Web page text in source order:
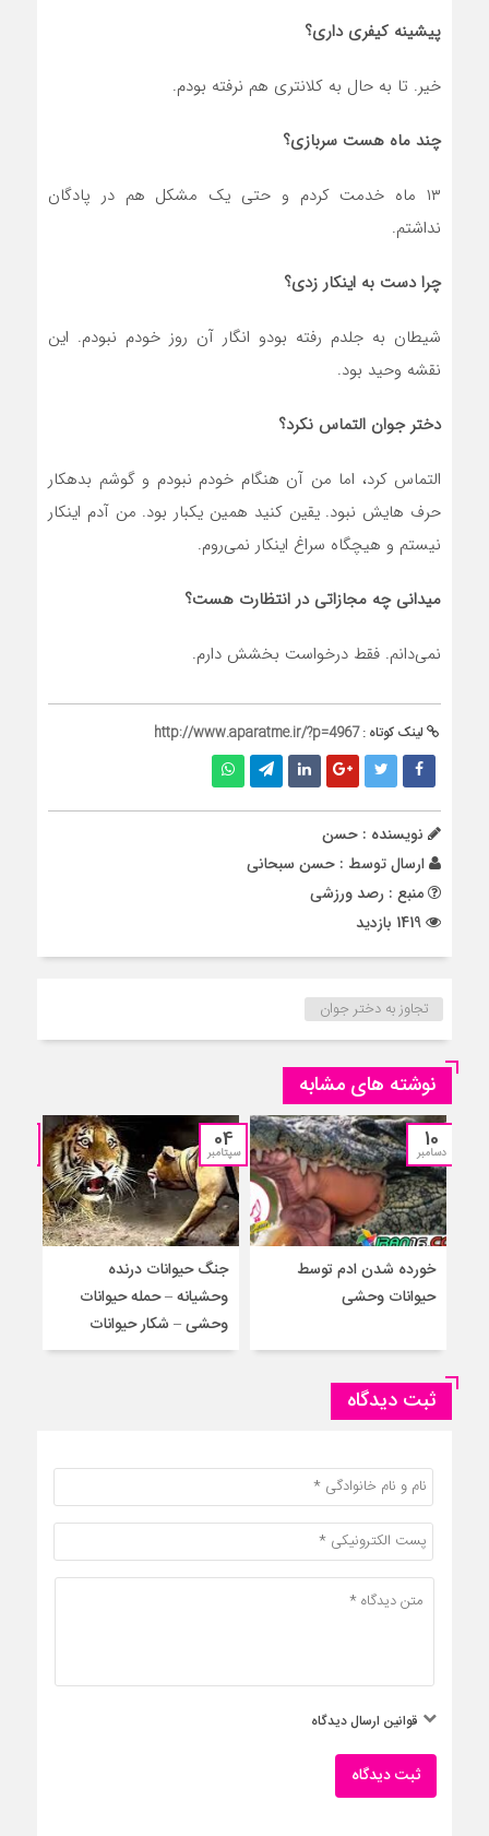
پیشینه کیفری داری؟
خیر. تا به حال به کلانتری هم نرفته بودم.
چند ماه هست سربازی؟
۱۳ ماه خدمت کردم و حتی یک مشکل هم در پادگان
نداشتم.
چرا دست به اینکار زدی؟
شیطان به جلدم رفته بودو انگار آن روز خودم نبودم. این
نقشه وحید بود.
دختر جوان التماس نکرد؟
التماس کرد، اما من آن هنگام خودم نبودم و گوشم بدهکار
حرف هایش نبود. یقین کنید همین یکبار بود. من آدم اینکار
نیستم و هیچگاه سراغ اینکار نمی‌روم.
میدانی چه مجازاتی در انتظارت هست؟
نمی‌دانم. فقط درخواست بخشش دارم.
لینک کوتاه :http://www.aparatme.ir/?p=4967
نویسنده : حسن
ارسال توسط : حسن سبحانی
منبع : رصد ورزشی
تجاوز به دختر جوان
نوشته های مشابه
10
دسامبر
خورده شدن ادم توسط
حیوانات وحشی
04
سپتامبر
جنگ حیوانات درنده
وحشیانه – حمله حیوانات
وحشی – شکار حیوانات
ثبت دیدگاه
قوانین ارسال دیدگاه
ثبت دیدگاه